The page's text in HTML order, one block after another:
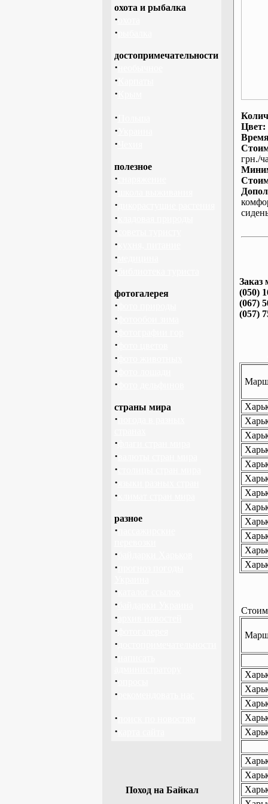
охота и рыбалка
·
·
достопримечательности
·
·
·
·
·
·
полезное
·
·
·
·
·
·
·
·
фотогалерея
·
·
·
·
·
·
·
страны мира
·
·
·
·
·
·
разное
·
·
·
·
·
·
·
·
·
·
·
·
·
Поход на Байкал
Цвет:
грн./
Заказ
(050)
(067)
(057)